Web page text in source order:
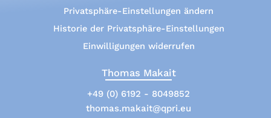
Privatsphäre-Einstellungen ändern
Historie der Privatsphäre-Einstellungen
Einwilligungen widerrufen
Thomas Makait
+49 (0) 6192 - 8049852
thomas.makait@qpri.eu